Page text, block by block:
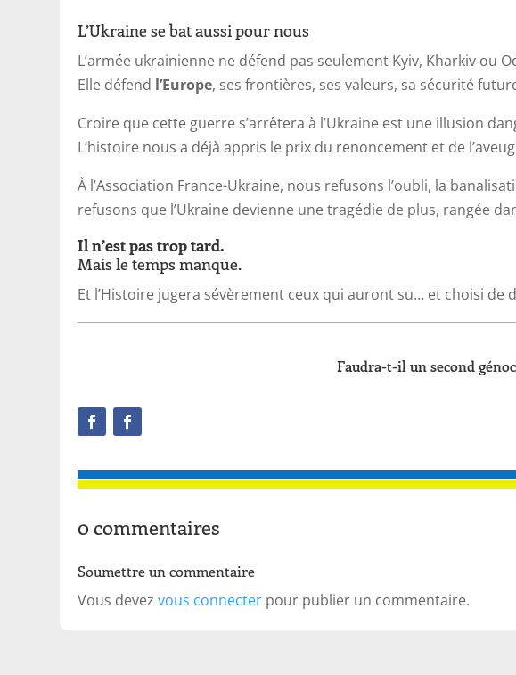
L’Ukraine se bat aussi pour nous
L’armée ukrainienne ne défend pas seulement Kyiv, Kharkiv ou
Elle défend l’Europe, ses frontières, ses valeurs, sa sécurité
Croire que cette guerre s’arrêtera à l’Ukraine est une illusion
L’histoire nous a déjà appris le prix du renoncement et de
À l’Association France-Ukraine, nous refusons l’oubli, la
refusons que l’Ukraine devienne une tragédie de plus, rangée
Il n’est pas trop tard.
Mais le temps manque.
Et l’Histoire jugera sévèrement ceux qui auront su… et choisi de
Faudra-t-il un second
0 commentaires
Soumettre un commentaire
Vous devezvous connecter pour publier un commentaire.